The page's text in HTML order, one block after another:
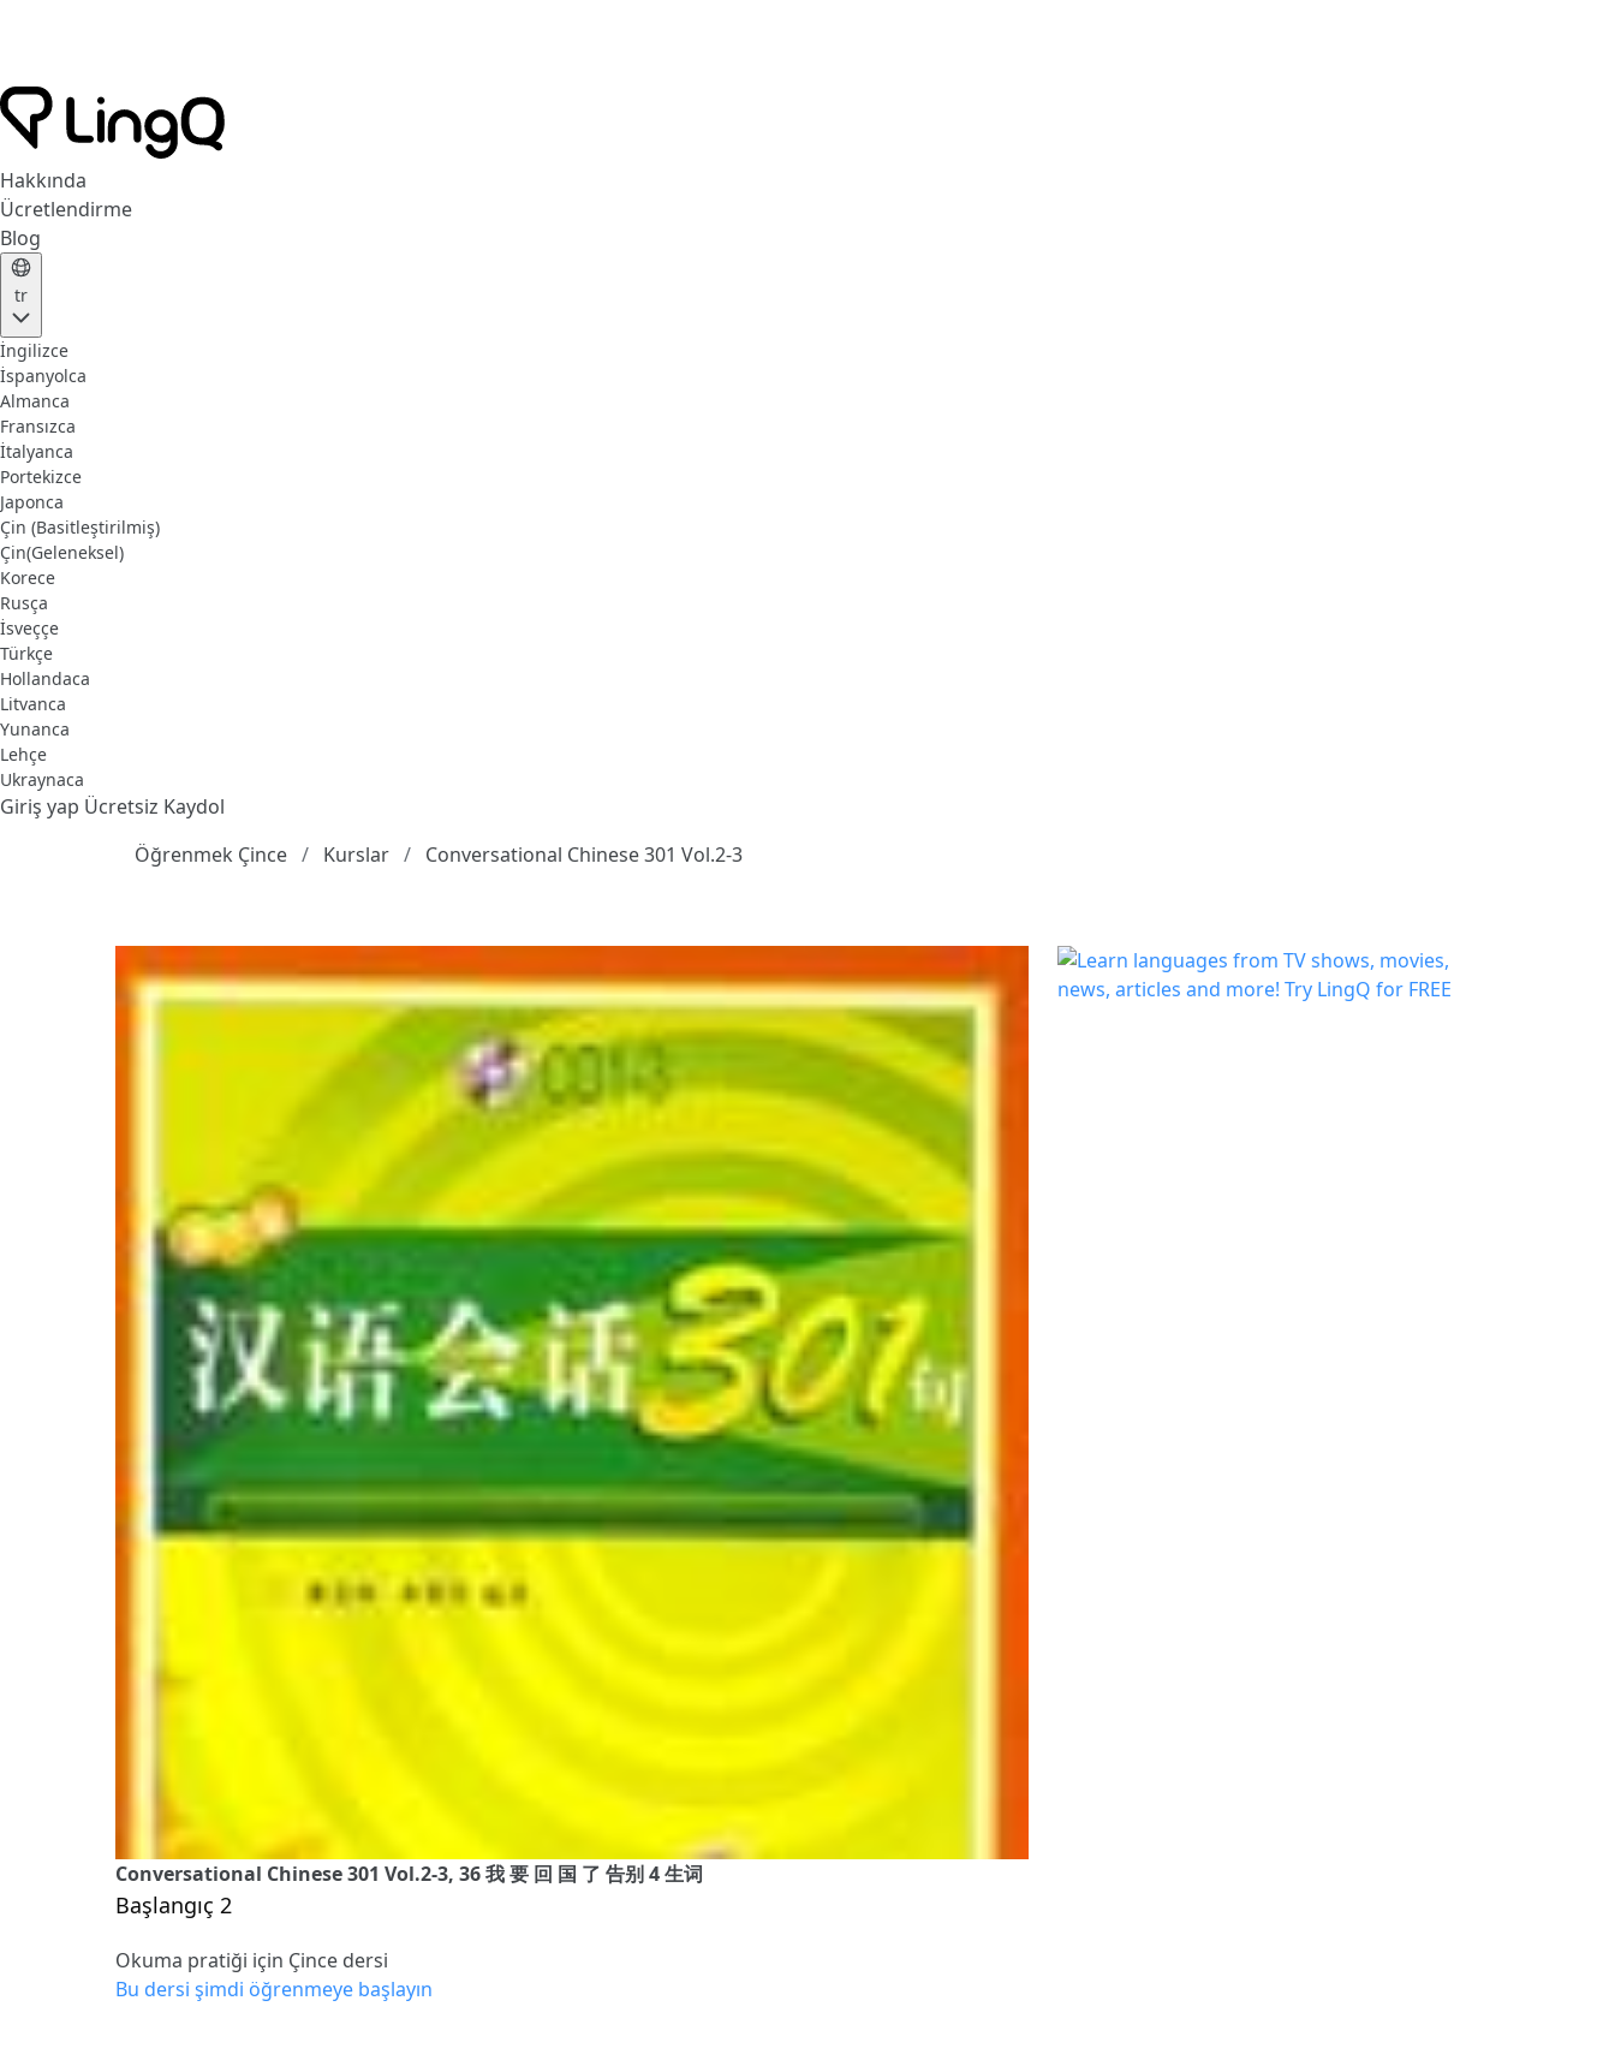
Hakkında
Ücretlendirme
Blog
tr
İngilizce
İspanyolca
Almanca
Fransızca
İtalyanca
Portekizce
Japonca
Çin (Basitleştirilmiş)
Çin(Geleneksel)
Korece
Rusça
İsveççe
Türkçe
Hollandaca
Litvanca
Yunanca
Lehçe
Ukraynaca
Giriş yap Ücretsiz Kaydol
Öğrenmek Çince
Kurslar Conversational Chinese 301 Vol.2-3
Conversational Chinese 301 Vol.2-3, 36 我 要 回 国 了 告别 4 生词
Başlangıç 2
Okuma pratiği için Çince dersi
Bu dersi şimdi öğrenmeye başlayın